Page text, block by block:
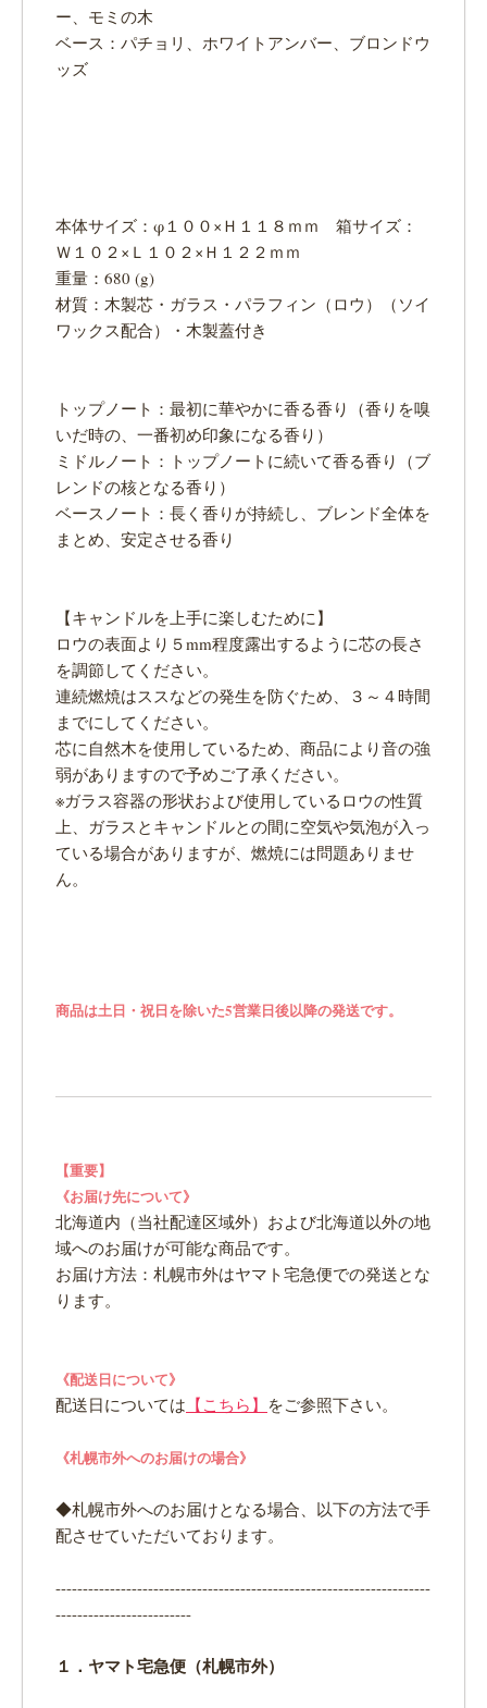
ー、モミの木
ベース：パチョリ、ホワイトアンバー、ブロンドウ
ッズ
本体サイズ：φ１００×Ｈ１１８ｍｍ 箱サイズ：
Ｗ１０２×Ｌ１０２×Ｈ１２２ｍｍ
重量：680 (g)
材質：木製芯・ガラス・パラフィン（ロウ）（ソイ
ワックス配合）・木製蓋付き
トップノート：最初に華やかに香る香り（香りを嗅
いだ時の、一番初め印象になる香り）
ミドルノート：トップノートに続いて香る香り（ブ
レンドの核となる香り）
ベースノート：長く香りが持続し、ブレンド全体を
まとめ、安定させる香り
【キャンドルを上手に楽しむために】
ロウの表面より５mm程度露出するように芯の長さ
を調節してください。
連続燃焼はススなどの発生を防ぐため、３～４時間
までにしてください。
芯に自然木を使用しているため、商品により音の強
弱がありますので予めご了承ください。
※ガラス容器の形状および使用しているロウの性質
上、ガラスとキャンドルとの間に空気や気泡が入っ
ている場合がありますが、燃焼には問題ありませ
ん。
商品は土日・祝日を除いた5営業日後以降の発送です。
【重要】
《お届け先について》
北海道内（当社配達区域外）および北海道以外の地
域へのお届けが可能な商品です。
お届け方法：札幌市外はヤマト宅急便での発送とな
ります。
《配送日について》
配送日については 【こちら】 をご参照下さい。
《札幌市外へのお届けの場合》
◆札幌市外へのお届けとなる場合、以下の方法で手
配させていただいております。
---------------------------------------------------------------------
-------------------------
１．ヤマト宅急便（札幌市外）